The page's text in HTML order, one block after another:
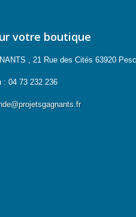
votre boutique
, 21 Rue des Cités 63920
: 04 73 232 236